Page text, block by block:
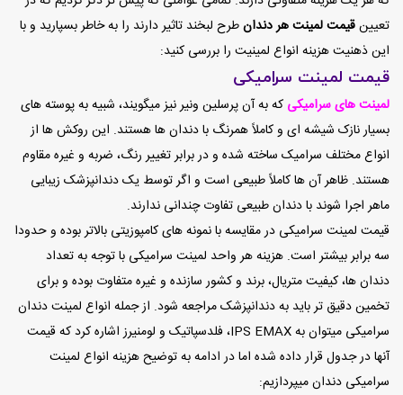
تعیینقیمت لمینت هر دندانطرح لبخند تاثیر دارند را به خاطر بسپارید و با
این ذهنیت هزینه انواع لمینیت را بررسی کنید:
قیمت لمینت سرامیکی
لمینت های سرامیکی که به آن پرسلین ونیر نیز میگویند، شبیه به پوسته های
بسیار نازک شیشه ای و کاملاً همرنگ با دندان ها هستند. این روکش ها از
انواع مختلف سرامیک ساخته شده و در برابر تغییر رنگ، ضربه و غیره مقاوم
هستند. ظاهر آن ها کاملاً طبیعی است و اگر توسط یک دندانپزشک زیبایی
ماهر اجرا شوند با دندان طبیعی تفاوت چندانی ندارند.
قیمت لمینت سرامیکی در مقایسه با نمونه های کامپوزیتی بالاتر بوده و حدودا
سه برابر بیشتر است. هزینه هر واحد لمینت سرامیکی با توجه به تعداد
دندان ها، کیفیت متریال، برند و کشور سازنده و غیره متفاوت بوده و برای
تخمین دقیق تر باید به دندانپزشک مراجعه شود. از جمله انواع لمینت دندان
سرامیکی میتوان به IPS EMAX، فلدسپاتیک و لومنیرز اشاره کرد که قیمت
آنها در جدول قرار داده شده اما در ادامه به توضیح هزینه انواع لمینت
سرامیکی دندان میپردازیم: